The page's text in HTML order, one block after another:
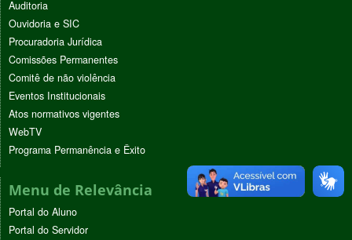
Auditoria
Ouvidoria e SIC
Procuradoria Jurídica
Comissões Permanentes
Comitê de não violência
Eventos Institucionais
Atos normativos vigentes
WebTV
Programa Permanência e Êxito
Menu de Relevância
Portal do Aluno
Portal do Servidor